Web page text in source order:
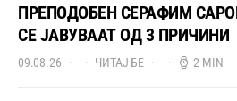
ПРЕПОДОБЕН СЕРАФИМ
СЕ ЈАВУВААТ ОД 3 ПРИЧИНИ
09.08.26 ЧИТАЈ БЕ 2 MIN